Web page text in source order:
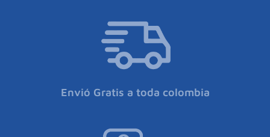
Envió Gratis a toda colombia